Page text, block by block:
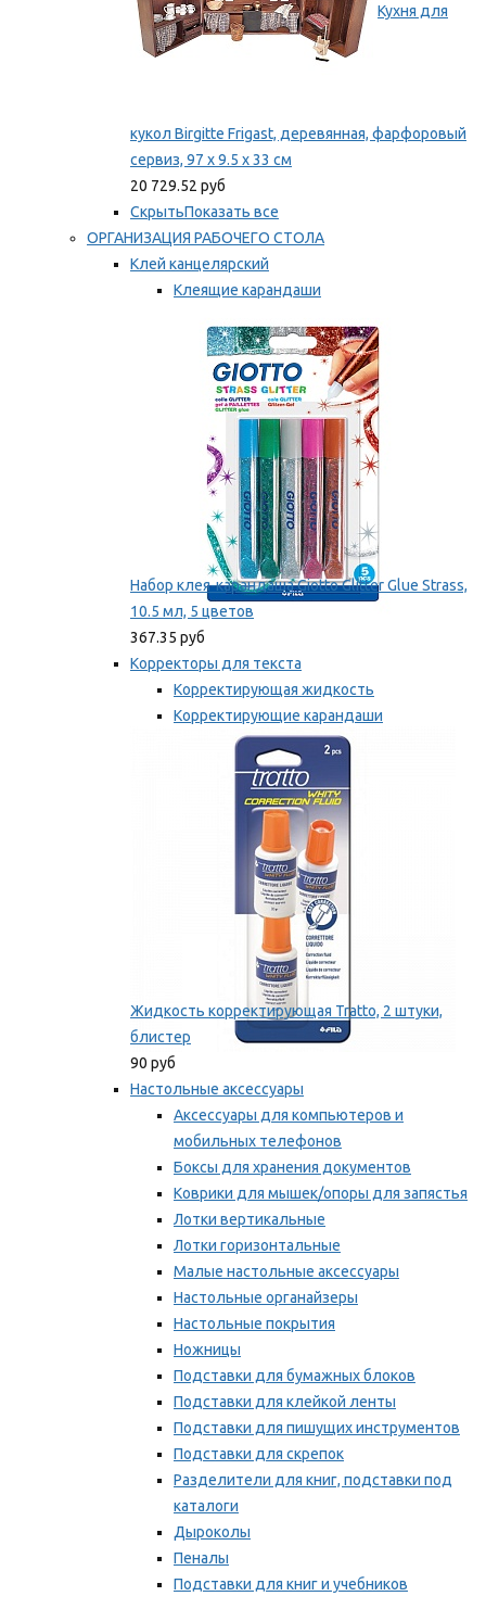
Кухня для
кукол Birgitte Frigast, деревянная, фарфоровый
сервиз, 97 x 9.5 x 33 см
20 729.52 руб
СкрытьПоказать все
ОРГАНИЗАЦИЯ РАБОЧЕГО СТОЛА
Клей канцелярский
Клеящие карандаши
Мы рекомендуем
Набор клея-карандаша Giotto Glitter Glue Strass,
10.5 мл, 5 цветов
367.35 руб
Корректоры для текста
Корректирующая жидкость
Корректирующие карандаши
Корректирующие ленты
Мы рекомендуем
Жидкость корректирующая Tratto, 2 штуки,
блистер
90 руб
Настольные аксессуары
Аксессуары для компьютеров и
мобильных телефонов
Боксы для хранения документов
Коврики для мышек/опоры для запястья
Лотки вертикальные
Лотки горизонтальные
Малые настольные аксессуары
Настольные органайзеры
Настольные покрытия
Ножницы
Подставки для бумажных блоков
Подставки для клейкой ленты
Подставки для пишущих инструментов
Подставки для скрепок
Разделители для книг, подставки под
каталоги
Дыроколы
Пеналы
Подставки для книг и учебников